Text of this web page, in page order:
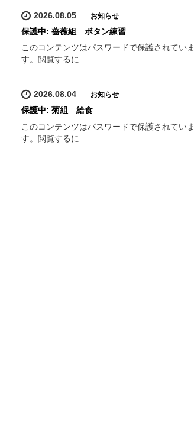
2026.08.05 お知らせ
保護中: 薔薇組 ボタン練習
このコンテンツはパスワードで保護されていま
す。閲覧するに…
2026.08.04 お知らせ
保護中: 菊組 給食
このコンテンツはパスワードで保護されていま
す。閲覧するに…